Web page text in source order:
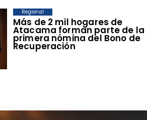
​Más de 2 mil hogares de
Atacama forman parte de la
primera nómina del Bono de
Recuperación
Regional